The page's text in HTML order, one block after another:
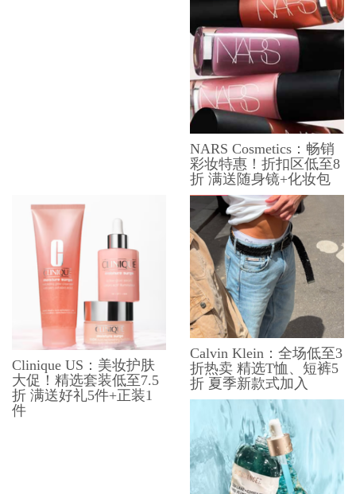
NARS Cosmetics：畅销
彩妆特惠！折扣区低至8
折 满送随身镜+化妆包
Clinique US：美妆护肤
大促！精选套装低至7.5
折 满送好礼5件+正装1
件
Calvin Klein：全场低至3
折热卖 精选T恤、短裤5
折 夏季新款式加入